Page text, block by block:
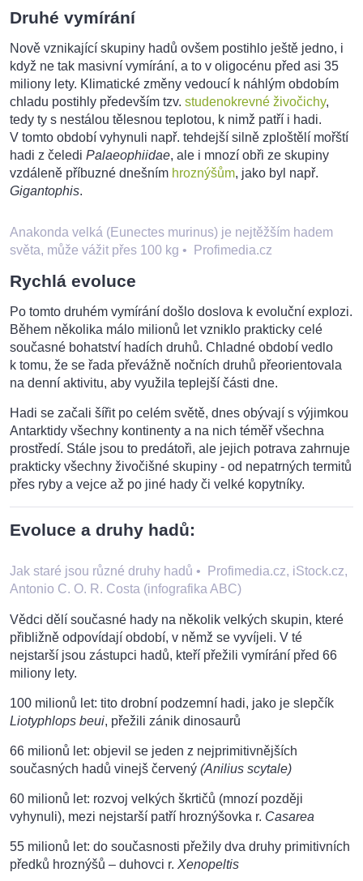
Druhé vymírání
Nově vznikající skupiny hadů ovšem postihlo ještě jedno, i
když ne tak masivní vymírání, a to v oligocénu před asi 35
miliony lety. Klimatické změny vedoucí k náhlým obdobím
chladu postihly především tzv. studenokrevné živočichy,
tedy ty s nestálou tělesnou teplotou, k nimž patří i hadi.
V tomto období vyhynuli např. tehdejší silně zploštělí mořští
hadi z čeledi Palaeophiidae, ale i mnozí obři ze skupiny
vzdáleně příbuzné dnešním hroznýšům, jako byl např.
Gigantophis.
Anakonda velká (Eunectes murinus) je nejtěžším hadem
světa, může vážit přes 100 kg • Profimedia.cz
Rychlá evoluce
Po tomto druhém vymírání došlo doslova k evoluční explozi.
Během několika málo milionů let vzniklo prakticky celé
současné bohatství hadích druhů. Chladné období vedlo
k tomu, že se řada převážně nočních druhů přeorientovala
na denní aktivitu, aby využila teplejší části dne.
Hadi se začali šířit po celém světě, dnes obývají s výjimkou
Antarktidy všechny kontinenty a na nich téměř všechna
prostředí. Stále jsou to predátoři, ale jejich potrava zahrnuje
prakticky všechny živočišné skupiny - od nepatrných termitů
přes ryby a vejce až po jiné hady či velké kopytníky.
Evoluce a druhy hadů:
Jak staré jsou různé druhy hadů •
Profimedia.cz, iStock.cz,
Antonio C. O. R. Costa (infografika ABC)
Vědci dělí současné hady na několik velkých skupin, které
přibližně odpovídají období, v němž se vyvíjeli. V té
nejstarší jsou zástupci hadů, kteří přežili vymírání před 66
miliony lety.
100 milionů let: tito drobní podzemní hadi, jako je slepčík
Liotyphlops beui, přežili zánik dinosaurů
66 milionů let: objevil se jeden z nejprimitivnějších
současných hadů vinejš červený (Anilius scytale)
60 milionů let: rozvoj velkých škrtičů (mnozí později
vyhynuli), mezi nejstarší patří hroznýšovka r. Casarea
55 milionů let: do současnosti přežily dva druhy primitivních
předků hroznýšů – duhovci r. Xenopeltis